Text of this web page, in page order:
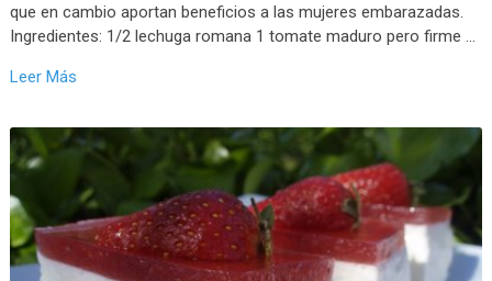
que en cambio aportan beneficios a las mujeres embarazadas.
Ingredientes: 1/2 lechuga romana 1 tomate maduro pero firme …
Leer Más